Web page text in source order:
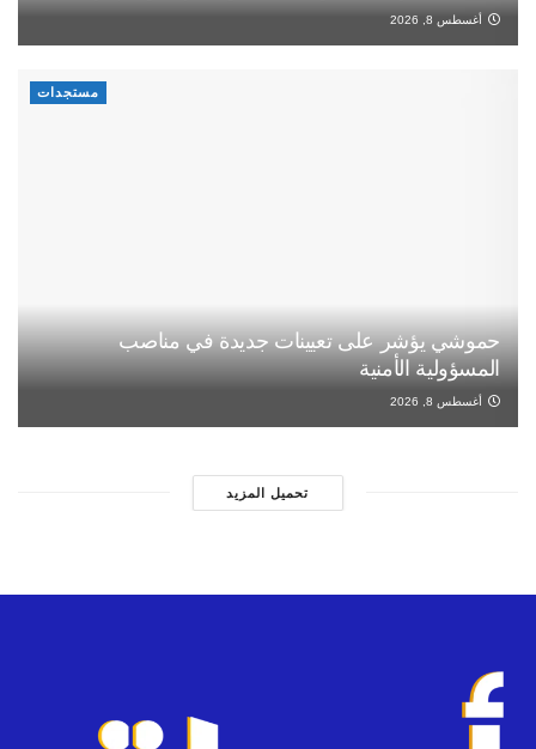
أغسطس 8, 2026
مستجدات
حموشي يؤشر على تعيينات جديدة في مناصب
المسؤولية الأمنية
أغسطس 8, 2026
تحميل المزيد